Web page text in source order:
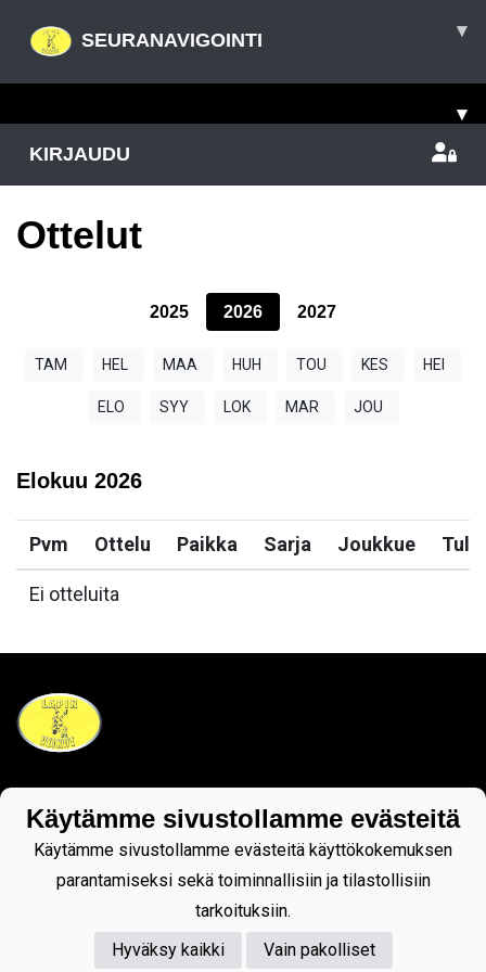
SEURANAVIGOINTI ▾
▾
KIRJAUDU
Ottelut
2025 2026 2027
TAM HEL MAA HUH TOU KES HEI
ELO SYY LOK MAR JOU
Elokuu 2026
Pvm Ottelu Paikka Sarja Joukkue
Ei otteluita
Powered by
Käytämme sivustollamme evästeitä
Käytämme sivustollamme evästeitä käyttökokemuksen
parantamiseksi sekä toiminnallisiin ja tilastollisiin
tarkoituksiin.
Hyväksy kaikki
Vain pakolliset